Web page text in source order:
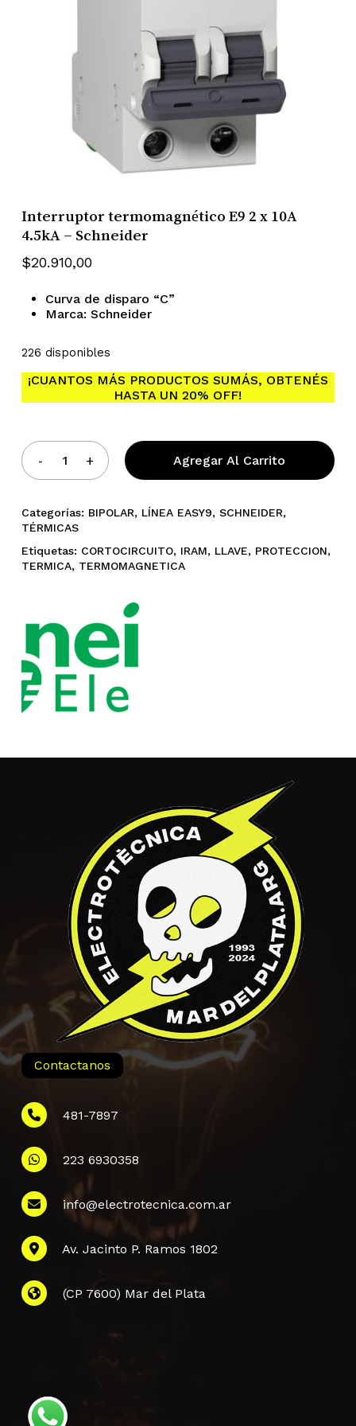
No hay productos en el
carrito.
Go To Shop
Interruptor termomagnético E9 2 x 10A
4.5kA – Schneider
$20.910,00
Curva de disparo “C”
Marca: Schneider
226 disponibles
¡CUANTOS MÁS PRODUCTOS SUMÁS, OBTENÉS
HASTA UN 20% OFF!
Agregar Al Carrito
Categorías: BIPOLAR, LÍNEA EASY9, SCHNEIDER,
TÉRMICAS
Etiquetas: CORTOCIRCUITO, IRAM, LLAVE, PROTECCION,
TERMICA, TERMOMAGNETICA
Contactanos
481-7897
223 6930358
info@electrotecnica.com.ar
Av. Jacinto P. Ramos 1802
(CP 7600) Mar del Plata
Información
QUIENES SOMOS
POLÍTICA DE PRIVACIDAD
PREGUNTAS FRECUENTES
CONTACTANOS